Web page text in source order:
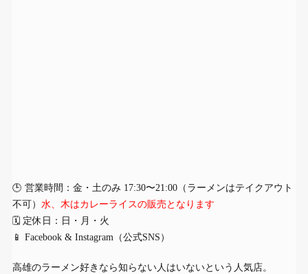
🕒 営業時間：金・土のみ 17:30〜21:00（ラーメンはテイクアウト
不可） 水、木はカレーライスの販売となります
🗓 定休日：日・月・火
📱 Facebook & Instagram（公式SNS）
高雄のラーメン好きなら知らない人はいないという人気店。